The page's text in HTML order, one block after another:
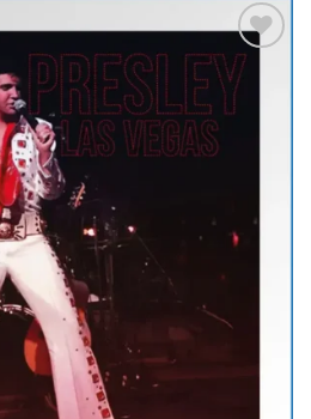
Zur
Wunschliste
hinzufügen